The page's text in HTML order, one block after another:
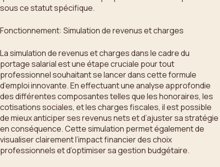
sous ce statut spécifique.
Fonctionnement: Simulation de revenus et charges
La simulation de revenus et charges dans le cadre du
portage salarial est une étape cruciale pour tout
professionnel souhaitant se lancer dans cette formule
d’emploi innovante. En effectuant une analyse approfondie
des différentes composantes telles que les honoraires, les
cotisations sociales, et les charges fiscales, il est possible
de mieux anticiper ses revenus nets et d’ajuster sa stratégie
en conséquence. Cette simulation permet également de
visualiser clairement l’impact financier des choix
professionnels et d’optimiser sa gestion budgétaire.